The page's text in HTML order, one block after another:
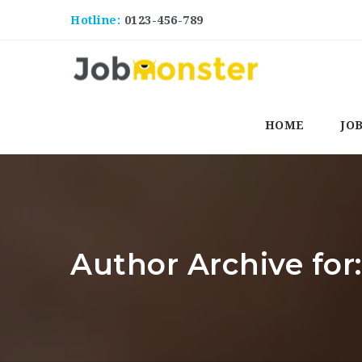
Hotline: 0123-456-789
HOME
Author Archive